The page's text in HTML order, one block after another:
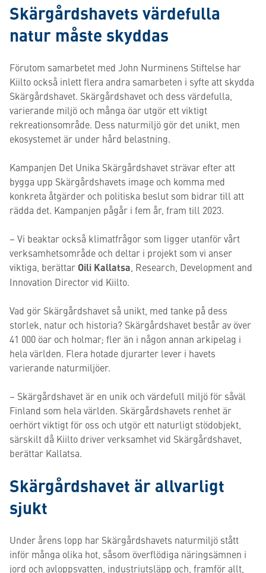
Skärgårdshavets värdefulla
natur måste skyddas
Förutom samarbetet med John Nurminens Stiftelse har
Kiilto också inlett flera andra samarbeten i syfte att skydda
Skärgårdshavet. Skärgårdshavet och dess värdefulla,
varierande miljö och många öar utgör ett viktigt
rekreationsområde. Dess naturmiljö gör det unikt, men
ekosystemet är under hård belastning.
Kampanjen Det Unika Skärgårdshavet strävar efter att
bygga upp Skärgårdshavets image och komma med
konkreta åtgärder och politiska beslut som bidrar till att
rädda det. Kampanjen pågår i fem år, fram till 2023.
– Vi beaktar också klimatfrågor som ligger utanför vårt
verksamhetsområde och deltar i projekt som vi anser
viktiga, berättar Oili Kallatsa , Research, Development and
Innovation Director vid Kiilto.
Vad gör Skärgårdshavet så unikt, med tanke på dess
storlek, natur och historia? Skärgårdshavet består av över
41 000 öar och holmar; fler än i någon annan arkipelag i
hela världen. Flera hotade djurarter lever i havets
varierande naturmiljöer.
– Skärgårdshavet är en unik och värdefull miljö för såväl
Finland som hela världen. Skärgårdshavets renhet är
oerhört viktigt för oss och utgör ett naturligt stödobjekt,
särskilt då Kiilto driver verksamhet vid Skärgårdshavet,
berättar Kallatsa.
Skärgårdshavet är allvarligt
sjukt
Under årens lopp har Skärgårdshavets naturmiljö stått
inför många olika hot, såsom överflödiga näringsämnen i
jord och avloppsvatten, industriutsläpp och, framför allt,